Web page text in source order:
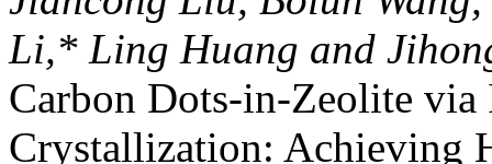
Li,* Ling Huang and
Carbon Dots-in-Zeolite
Crystallization: Achieving